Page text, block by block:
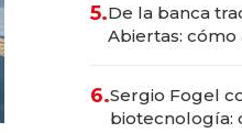
5.De la banca
Abiertas: cómo
6.Sergio Fogel
biotecnología: